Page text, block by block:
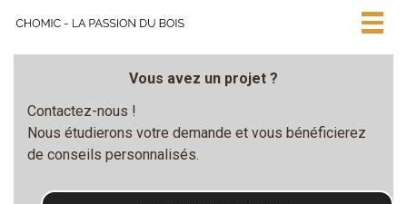
Vous avez un projet ?
Contactez-nous !
Nous étudierons votre demande et vous bénéficierez
de conseils personnalisés.